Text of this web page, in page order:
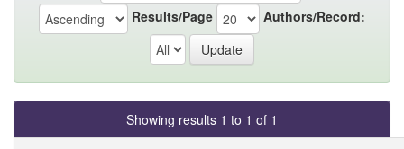
Results/Page
Authors/Record:
Showing results 1 to 1 of 1